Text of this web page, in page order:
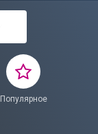
Популярное